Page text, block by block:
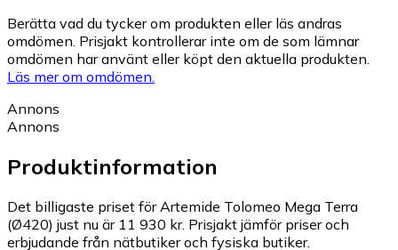
Berätta vad du tycker om produkten eller läs andras
omdömen. Prisjakt kontrollerar inte om de som lämnar
omdömen har använt eller köpt den aktuella produkten.
Läs mer om omdömen.
Annons
Annons
Produktinformation
Det billigaste priset för Artemide Tolomeo Mega Terra
(Ø420) just nu är 11 930 kr. Prisjakt jämför priser och
erbjudande från nätbutiker och fysiska butiker.